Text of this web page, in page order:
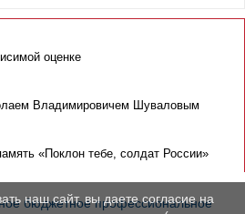
оценке
Владимировичем Шуваловым
«Поклон тебе, солдат России»
бюджетное профессиональное
наш сайт, вы даете согласие на